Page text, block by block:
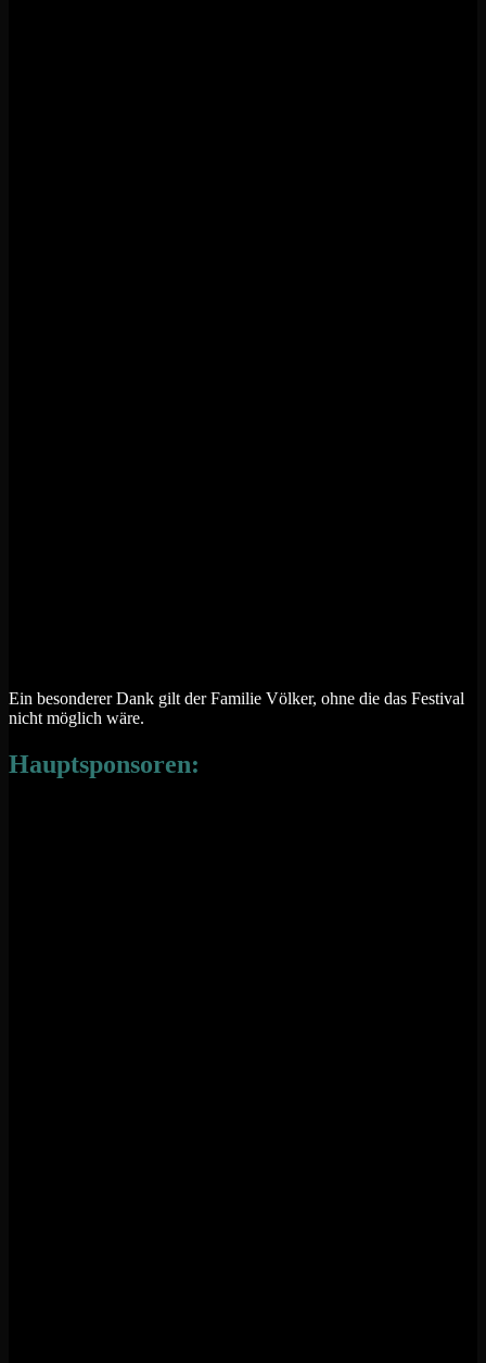
Ein besonderer Dank gilt der Familie Völker, ohne die das Festival
nicht möglich wäre.
Hauptsponsoren: